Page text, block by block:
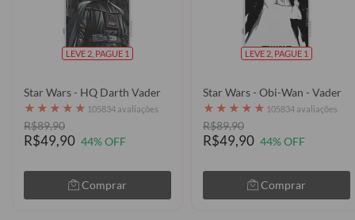
LEVE 2, PAGUE 1
Star Wars - HQ Darth Vader
★ ★ ★ ★ ★ 105834 avaliações
R$89,90
R$49,90 44% OFF
Comprar
LEVE 2, PAGUE 1
Star Wars - Obi-Wan - Vader
★ ★ ★ ★ ★ 105834 avaliações
R$89,90
R$49,90 44% OFF
Comprar